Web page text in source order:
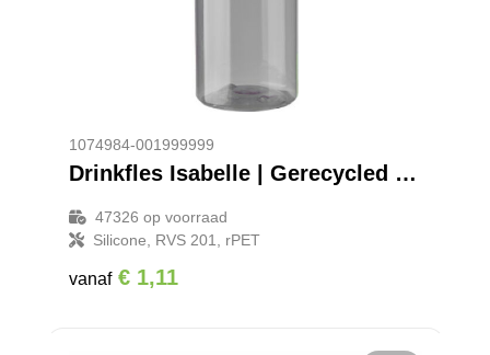
1074984-001999999
Drinkfles Isabelle | Gerecycled | 500 ml
47326 op voorraad
Silicone, RVS 201, rPET
vanaf € 1,11